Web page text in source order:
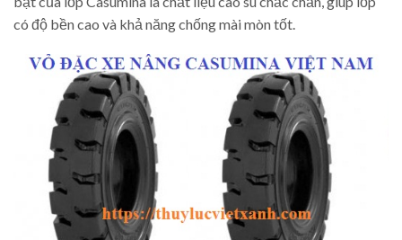
có độ bền cao và khả năng chống mài mòn tốt.